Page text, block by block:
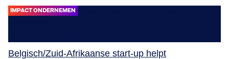
IMPACT ONDERNEMEN
Belgisch/Zuid-Afrikaanse start-up helpt